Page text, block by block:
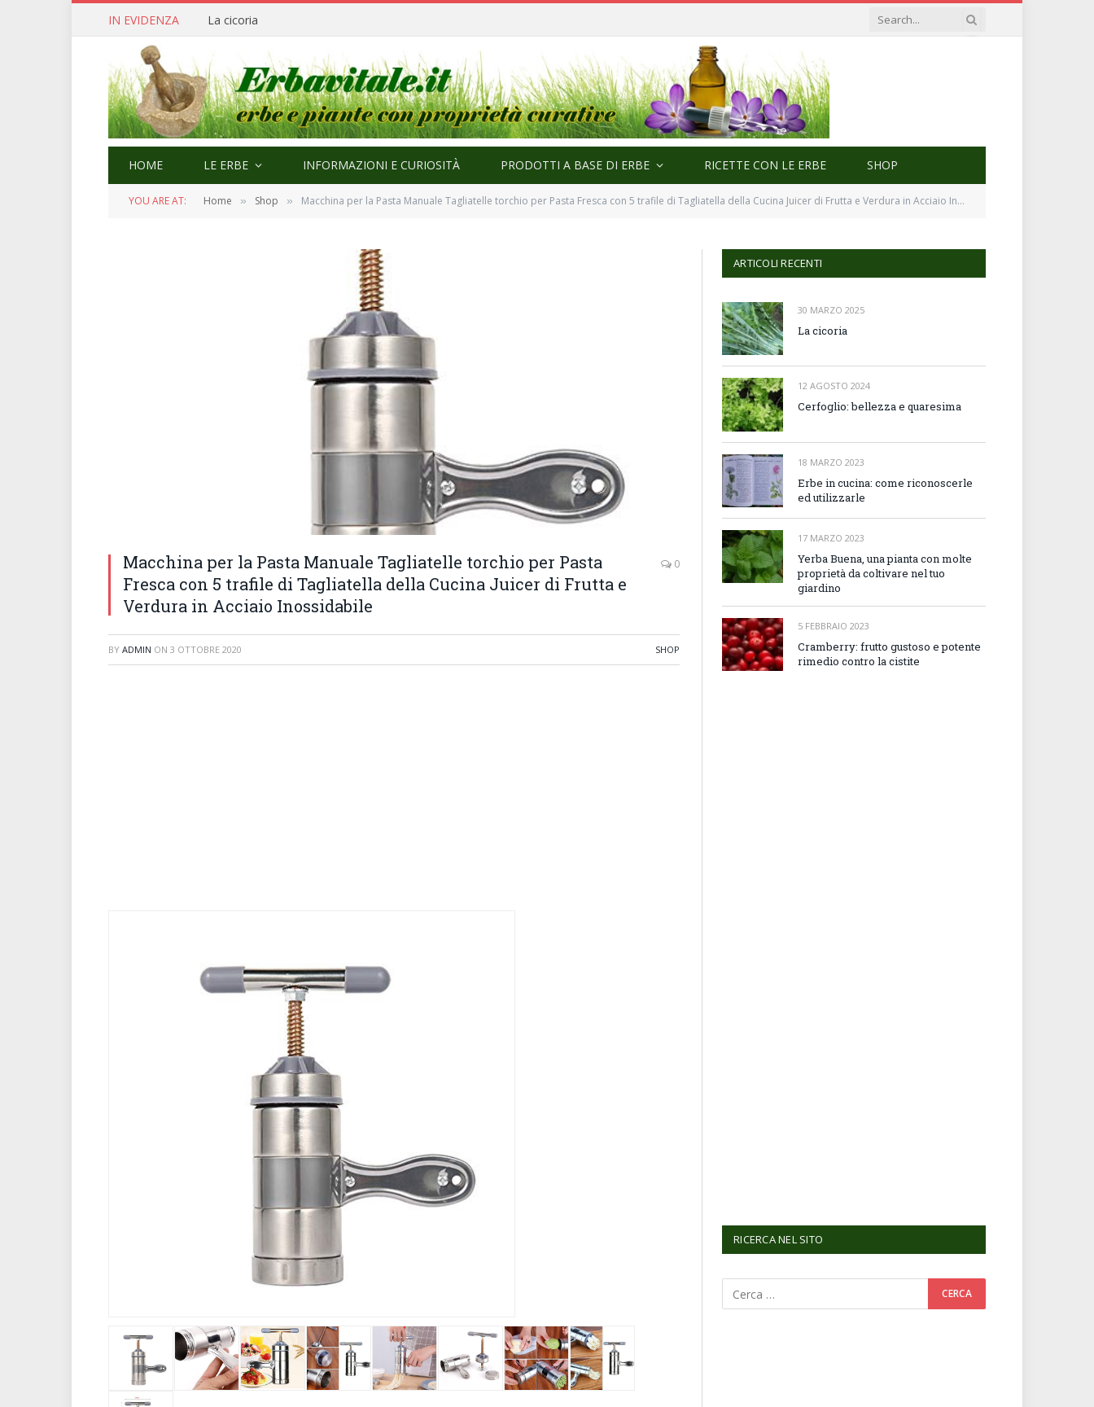
IN EVIDENZA Cerfoglio: bellezza e quaresima
HOME LE ERBE INFORMAZIONI E CURIOSITÀ PRODOTTI A BASE DI ERBE RICETTE CON LE ERBE SHOP
YOU ARE AT: Home » Shop » Macchina per la Pasta Manuale Tagliatelle torchio per Pasta Fresca con 5 trafile di Tagliatella della Cucina Juicer di Frutta e Verdura in Acciaio Inossidabile
Macchina per la Pasta Manuale Tagliatelle torchio per Pasta
Fresca con 5 trafile di Tagliatella della Cucina Juicer di Frutta e
Verdura in Acciaio Inossidabile
0
BY ADMIN ON 3 OTTOBRE 2020 SHOP
ARTICOLI RECENTI
30 MARZO 2025
La cicoria
12 AGOSTO 2024
Cerfoglio: bellezza e quaresima
18 MARZO 2023
Erbe in cucina: come riconoscerle
ed utilizzarle
17 MARZO 2023
Yerba Buena, una pianta con molte
proprietà da coltivare nel tuo
giardino
5 FEBBRAIO 2023
Cramberry: frutto gustoso e potente
rimedio contro la cistite
RICERCA NEL SITO